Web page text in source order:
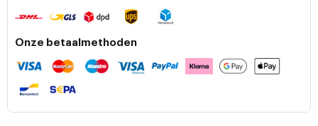
Onze betaalmethoden